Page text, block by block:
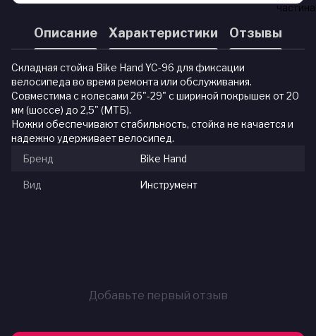
Описание Характеристики Отзывы
Складная стойка Bike Hand YC-96 для фиксации
велосипеда во время ремонта или обслуживания.
Совместима с колесами 26"-29" с шириной покрышек от 20
мм (шоссе) до 2,5" (МТБ).
Ножки обеспечивают стабильность, стойка не качается и
надежно удерживает велосипед.
Бренд
Bike Hand
Вид Инструмент
Добавьте первый отзыв